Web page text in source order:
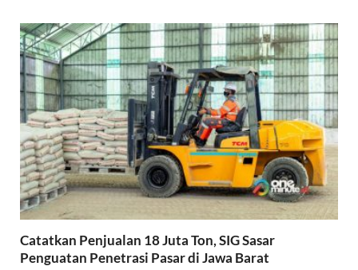
Catatkan Penjualan 18 Juta Ton, SIG Sasar
Penguatan Penetrasi Pasar di Jawa Barat